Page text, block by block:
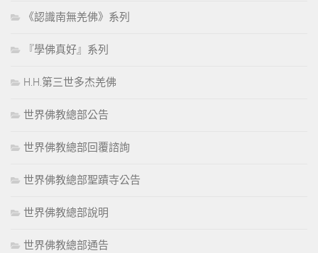
《認識南無羌佛》系列
『學佛真好』系列
H.H.第三世多杰羌佛
世界佛教總部公告
世界佛教總部回覆諮詢
世界佛教總部聖蹟寺公告
世界佛教總部說明
世界佛教總部通告